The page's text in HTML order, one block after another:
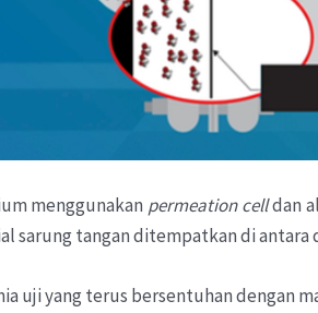
menggunakan permeation celldan
sarung tangan ditempatkan di antara
uji yang terus bersentuhan dengan